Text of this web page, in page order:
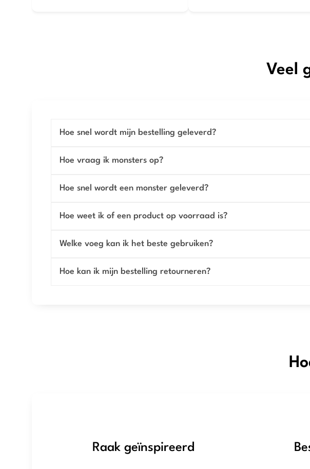
Veel
Hoe snel wordt mijn bestelling geleverd?
Hoe vraag ik monsters op?
Hoe snel wordt een monster geleverd?
Hoe weet ik of een product op voorraad is?
Welke voeg kan ik het beste gebruiken?
Hoe kan ik mijn bestelling retourneren?
Raak geïnspireerd